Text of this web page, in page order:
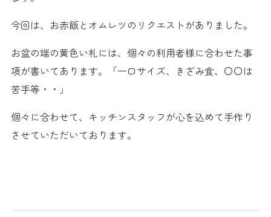
今回は、お赤飯とオムレツのリクエストがありました。
お盆の端の黄色い札には、個々の利用者様に合わせた事
項が書いてあります。「一口サイズ、きざみ食、〇〇は
苦手等・・」
個々に合わせて、キッチンスタッフが心を込めて手作り
させていただいております。